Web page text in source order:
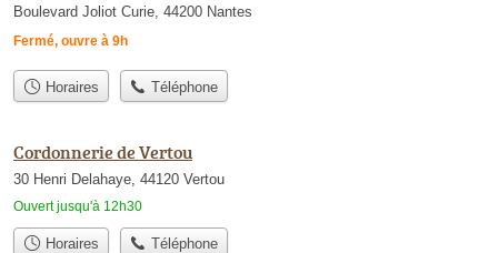
Boulevard Joliot Curie, 44200 Nantes
Fermé, ouvre à 9h
Horaires Téléphone
Cordonnerie de Vertou
30 Henri Delahaye, 44120 Vertou
Ouvert jusqu'à 12h30
Horaires Téléphone